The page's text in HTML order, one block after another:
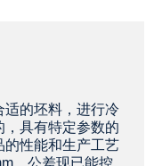
适的坯料，进行冷
具有特定参数的
的性能和生产工艺
，公差现已能控